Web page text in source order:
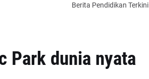
Berita Pendidikan Terkini
Park dunia nyata